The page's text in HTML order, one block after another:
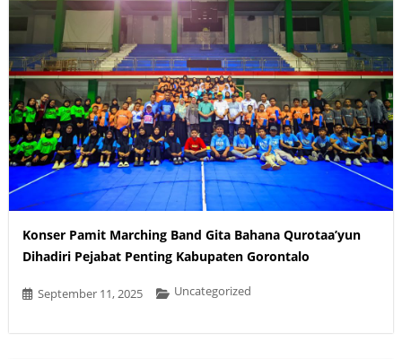
Konser Pamit Marching Band Gita Bahana Qurotaa’yun
Dihadiri Pejabat Penting Kabupaten Gorontalo
September 11, 2025 Uncategorized